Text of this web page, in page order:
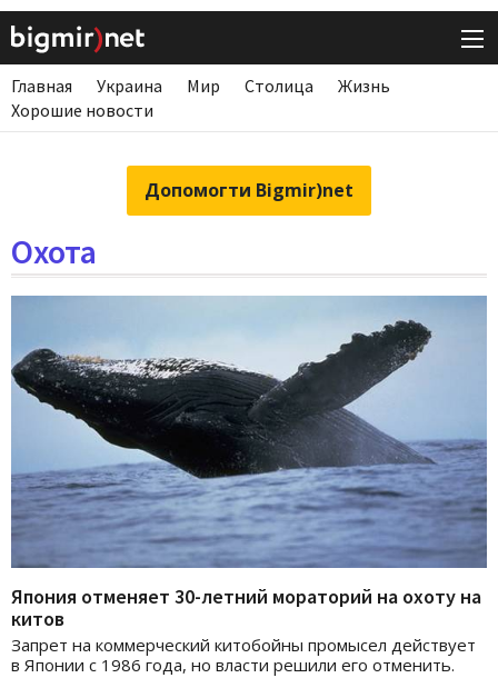
Главная Украина Мир Столица
Жизнь
Хорошие новости
Допомогти Bigmir)net
Охота
Япония отменяет 30-летний мораторий на охоту на
китов
Запрет на коммерческий китобойны промысел действует
в Японии с 1986 года, но власти решили его отменить.